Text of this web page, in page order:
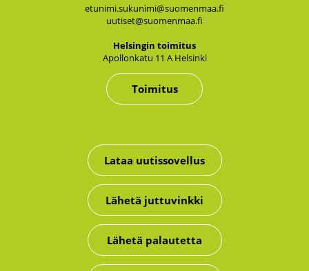
etunimi.sukunimi@suomenmaa.fi
uutiset@suomenmaa.fi
Hel­sin­gin toi­mi­tus
Apol­lon­ka­tu 11 A Hel­sin­ki
Toimitus
Lataa uutissovellus
Lähetä juttuvinkki
Lähetä palautetta